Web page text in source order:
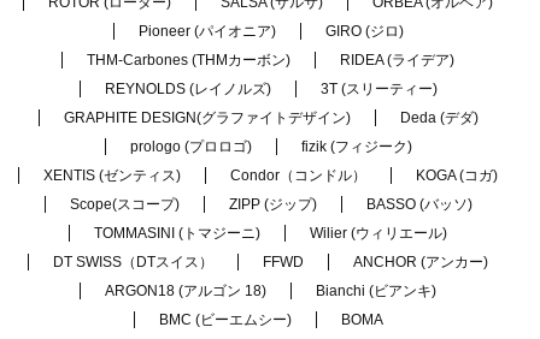
Pioneer (パイオニア)
GIRO (ジロ)
THM-Carbones (THMカーボン)
RIDEA (ライデア)
REYNOLDS (レイノルズ)
3T (スリーティー)
GRAPHITE DESIGN(グラファイトデザイン)
Deda (デダ)
prologo (プロロゴ)
fizik (フィジーク)
XENTIS (ゼンティス)
Condor（コンドル）
KOGA (コガ)
Scope(スコープ)
ZIPP (ジップ)
BASSO (バッソ)
TOMMASINI (トマジーニ)
Wilier (ウィリエール)
DT SWISS（DTスイス）
FFWD
ANCHOR (アンカー)
ARGON18 (アルゴン 18)
Bianchi (ビアンキ)
BMC (ビーエムシー)
BOMA